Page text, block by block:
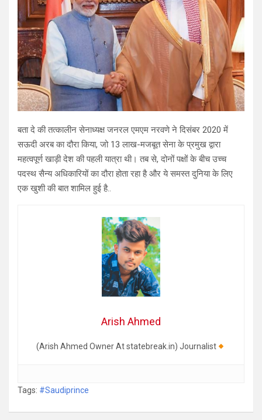
बता दे की तत्कालीन सेनाध्यक्ष जनरल एमएम नरवणे ने दिसंबर 2020 में
सऊदी अरब का दौरा किया, जो 13 लाख-मजबूत सेना के प्रमुख द्वारा
महत्वपूर्ण खाड़ी देश की पहली यात्रा थी। तब से, दोनों पक्षों के बीच उच्च
पदस्थ सैन्य अधिकारियों का दौरा होता रहा है और ये समस्त दुनिया के लिए
एक खुशी की बात शामिल हुई है..
Arish Ahmed
(Arish Ahmed Owner At statebreak.in) Journalist
Tags: #Saudiprince